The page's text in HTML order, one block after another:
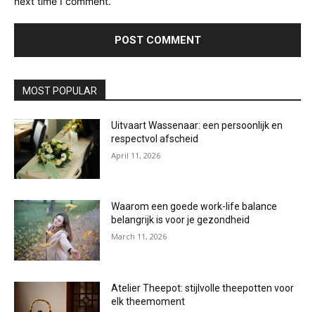
MOST POPULAR
Uitvaart Wassenaar: een persoonlijk en
respectvol afscheid
April 11, 2026
Waarom een goede work-life balance
belangrijk is voor je gezondheid
March 11, 2026
Atelier Theepot: stijlvolle theepotten voor
elk theemoment